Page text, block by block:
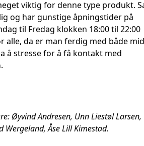
viktig for denne type produkt.
og har gunstige åpningstider på
til Fredag klokken 18:00 til 22:00
alle, da er man ferdig med både
å stresse for å få kontakt med
Øyvind Andresen, Unn Liestøl Larsen,
Wergeland, Åse Lill Kimestad.